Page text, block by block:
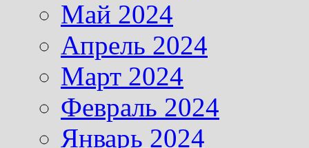
Май 2024
Апрель 2024
Март 2024
Февраль 2024
Январь 2024